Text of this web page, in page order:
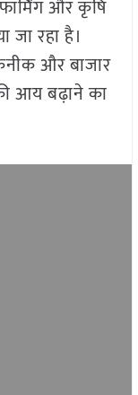
और कृषि
जा रहा है।
और बाजार
आय बढ़ाने का